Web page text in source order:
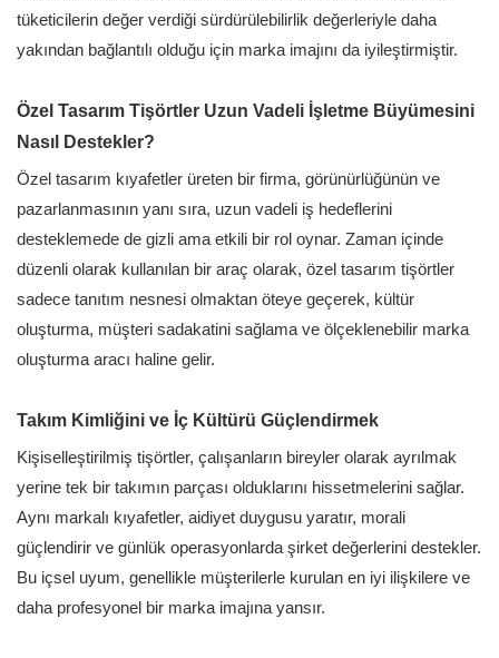
tüketicilerin değer verdiği sürdürülebilirlik değerleriyle daha
yakından bağlantılı olduğu için marka imajını da iyileştirmiştir.
Özel Tasarım Tişörtler Uzun Vadeli İşletme Büyümesini
Nasıl Destekler?
Özel tasarım kıyafetler üreten bir firma, görünürlüğünün ve
pazarlanmasının yanı sıra, uzun vadeli iş hedeflerini
desteklemede de gizli ama etkili bir rol oynar. Zaman içinde
düzenli olarak kullanılan bir araç olarak, özel tasarım tişörtler
sadece tanıtım nesnesi olmaktan öteye geçerek, kültür
oluşturma, müşteri sadakatini sağlama ve ölçeklenebilir marka
oluşturma aracı haline gelir.
Takım Kimliğini ve İç Kültürü Güçlendirmek
Kişiselleştirilmiş tişörtler, çalışanların bireyler olarak ayrılmak
yerine tek bir takımın parçası olduklarını hissetmelerini sağlar.
Aynı markalı kıyafetler, aidiyet duygusu yaratır, morali
güçlendirir ve günlük operasyonlarda şirket değerlerini destekler.
Bu içsel uyum, genellikle müşterilerle kurulan en iyi ilişkilere ve
daha profesyonel bir marka imajına yansır.